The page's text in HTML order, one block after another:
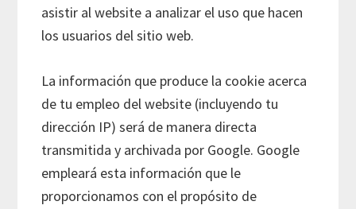
asistir al website a analizar el uso que hacen
los usuarios del sitio web.
La información que produce la cookie acerca
de tu empleo del website (incluyendo tu
dirección IP) será de manera directa
transmitida y archivada por Google. Google
empleará esta información que le
proporcionamos con el propósito de